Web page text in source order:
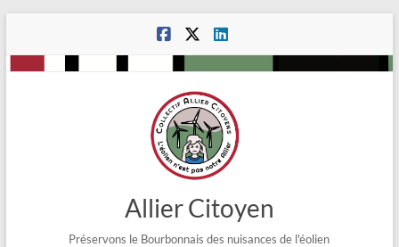
contenu
Allier Citoyen
Préservons le Bourbonnais des nuisances de l'éolien